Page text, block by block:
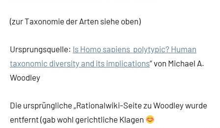
(zur Taxonomie der Arten siehe oben)
Ursprungsquelle: Is Homo sapiens polytypic? Human
taxonomic diversity and its implications“ von Michael A.
Woodley
Die ursprüngliche „Rationalwiki-Seite zu Woodley wurde
entfernt (gab wohl gerichtliche Klagen